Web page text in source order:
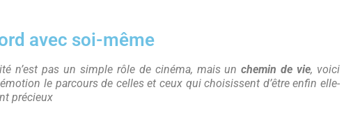
avec soi-même
n’est pas un simple rôle de cinéma, mais unchemin de vie, voici
le parcours de celles et ceux qui choisissent d’être enfin elle-
précieux